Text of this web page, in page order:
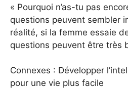
« Pourquoi n’as-tu pas
questions peuvent sembler
réalité, si la femme essaie
questions peuvent être très
Connexes : Développer
pour une vie plus facile